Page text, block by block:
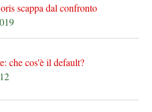
scappa dal confronto
che cos'è il default?